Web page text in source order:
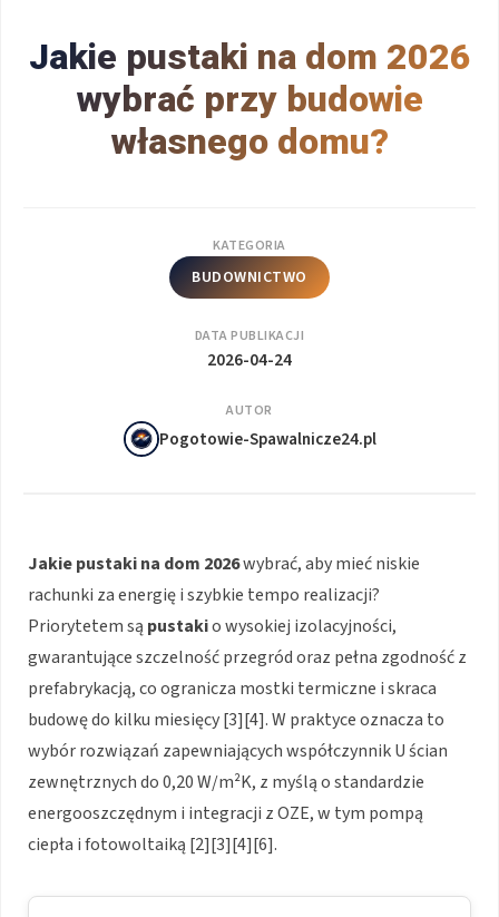
Jakie pustaki na dom 2026
wybrać przy budowie
własnego domu?
KATEGORIA
BUDOWNICTWO
DATA PUBLIKACJI
2026-04-24
AUTOR
Pogotowie-Spawalnicze24.pl
Jakie pustaki na dom 2026wybrać, aby mieć niskie
rachunki za energię i szybkie tempo realizacji?
Priorytetem są pustakio wysokiej izolacyjności,
gwarantujące szczelność przegród oraz pełna zgodność z
prefabrykacją, co ogranicza mostki termiczne i skraca
budowę do kilku miesięcy [3][4]. W praktyce oznacza to
wybór rozwiązań zapewniających współczynnik U ścian
zewnętrznych do 0,20 W/m²K, z myślą o standardzie
energooszczędnym i integracji z OZE, w tym pompą
ciepła i fotowoltaiką [2][3][4][6].